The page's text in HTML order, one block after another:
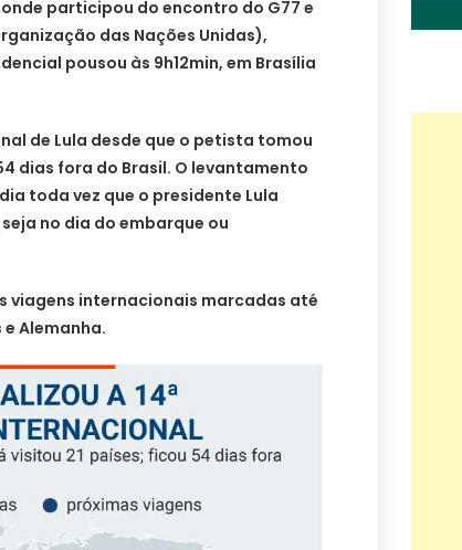
participou do encontro do G77 e
das Nações Unidas),
pousou às 9h12min, em Brasília
de Lula desde que o petista tomou
dias fora do Brasil. O levantamento
toda vez que o presidente Lula
no dia do embarque ou
viagens internacionais marcadas até
Alemanha.